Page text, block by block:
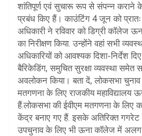
शांतिपूर्ण एवं सुचारू रूप से संपन्न
प्रबंध किए हैं। काउंटिंग 4 जून को
अधिकारी ने रविवार को डिग्री कॉलेज
का निरीक्षण किया. उन्होंने वहां सभी
अधिकारियों को आवश्यक दिशा-निर्देश
बैरिकेडिंग, समुचित सुरक्षा व्यवस्था समेत
अवलोकन किया। बता दें, लोकसभा चुनाव
मतगणना के लिए राजकीय महाविद्यालय
हैं.लोकसभा की ईवीएम मतगणना के लिए
केंद्र बनाए गए हैं. इसके अतिरिक्त
उपचुनाव के लिए भी ऊना कॉलेज में